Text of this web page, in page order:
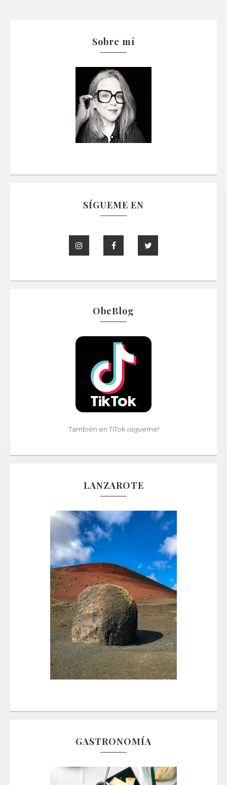
Sobre mí
SÍGUEME EN
ObeBlog
También en TiTok ¡sígueme!
LANZAROTE
GASTRONOMÍA